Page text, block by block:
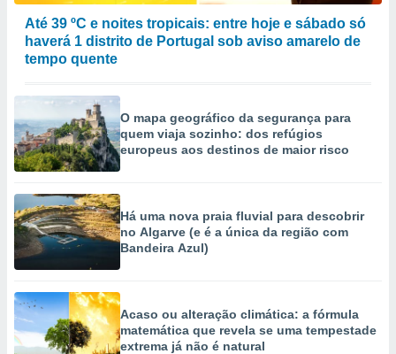
Até 39 ºC e noites tropicais: entre hoje e sábado só
haverá 1 distrito de Portugal sob aviso amarelo de
tempo quente
O mapa geográfico da segurança para
quem viaja sozinho: dos refúgios
europeus aos destinos de maior risco
Há uma nova praia fluvial para descobrir
no Algarve (e é a única da região com
Bandeira Azul)
Acaso ou alteração climática: a fórmula
matemática que revela se uma tempestade
extrema já não é natural